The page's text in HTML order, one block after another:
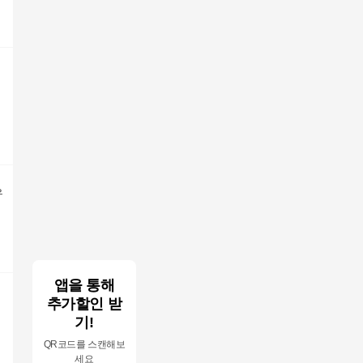
앱을 통해
추가할인 받
기!
QR코드를 스캔해보
세요